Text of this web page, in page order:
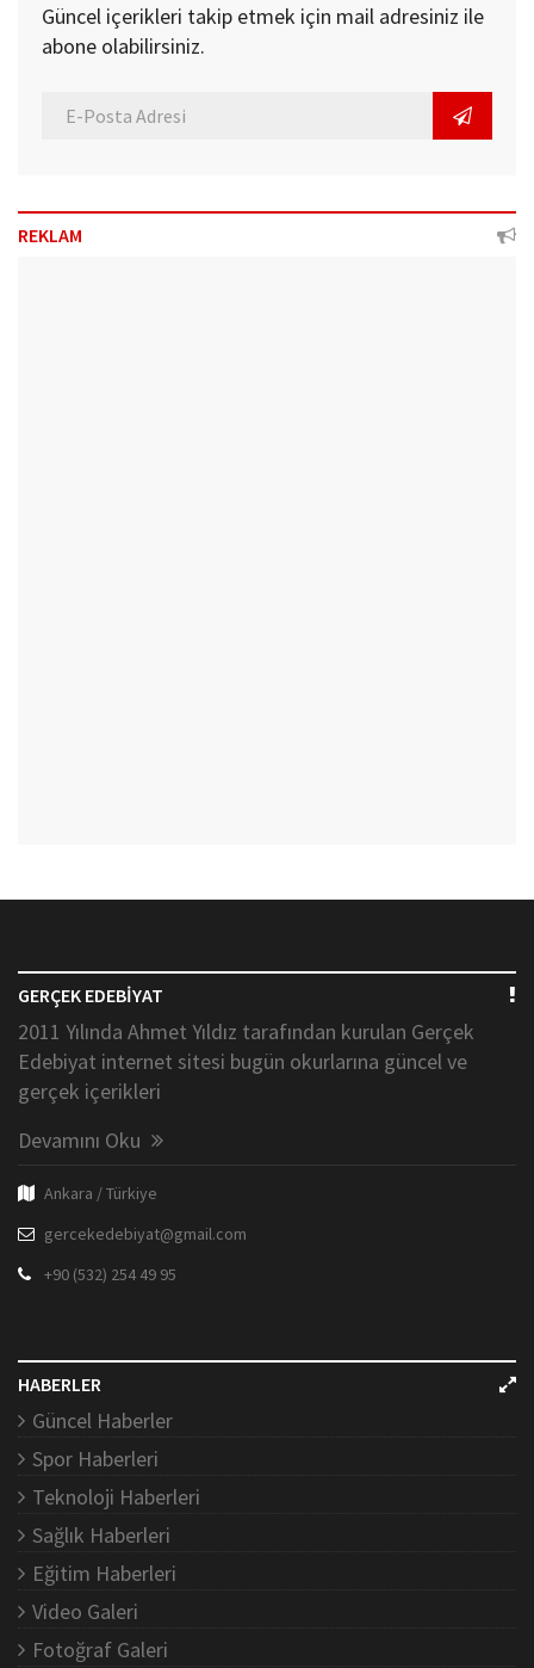
Güncel içerikleri takip etmek için mail adresiniz ile
abone olabilirsiniz.
REKLAM
GERÇEK EDEBİYAT
2011 Yılında Ahmet Yıldız tarafından kurulan Gerçek
Edebiyat internet sitesi bugün okurlarına güncel ve
gerçek içerikleri
Devamını Oku
Ankara / Türkiye
gercekedebiyat@gmail.com
+90 (532) 254 49 95
HABERLER
Güncel Haberler
Spor Haberleri
Teknoloji Haberleri
Sağlık Haberleri
Eğitim Haberleri
Video Galeri
Fotoğraf Galeri